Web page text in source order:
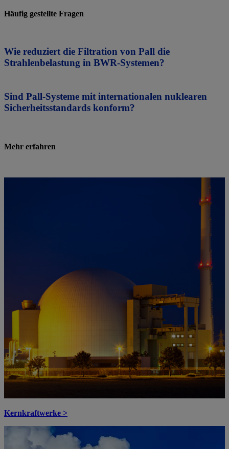
Häufig gestellte Fragen
Wie reduziert die Filtration von Pall die
Strahlenbelastung in BWR-Systemen?
Sind Pall-Systeme mit internationalen nuklearen
Sicherheitsstandards konform?
Mehr erfahren
Kernkraftwerke >